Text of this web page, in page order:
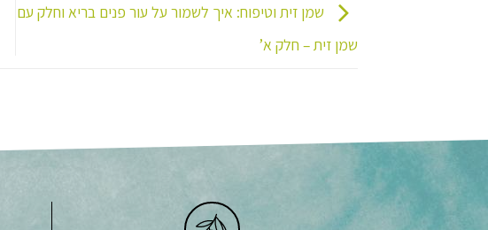
שמן זית וטיפוח: איך לשמור על עור פנים בריא וחלק עם
שמן זית – חלק א’